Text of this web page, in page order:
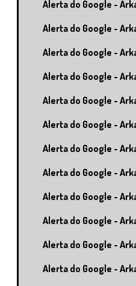
Alerta do Google -
Alerta do Google -
Alerta do Google -
Alerta do Google -
Alerta do Google -
Alerta do Google -
Alerta do Google -
Alerta do Google -
Alerta do Google -
Alerta do Google -
Alerta do Google -
Alerta do Google -